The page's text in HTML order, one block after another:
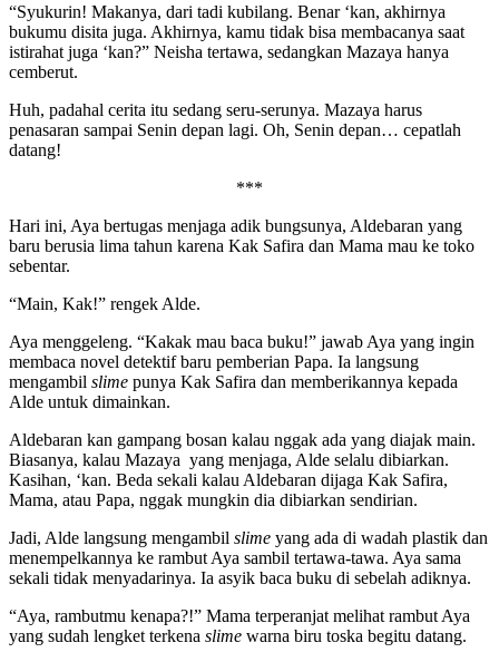
“Syukurin! Makanya, dari tadi kubilang. Benar ‘kan, akhirnya
bukumu disita juga. Akhirnya, kamu tidak bisa membacanya saat
istirahat juga ‘kan?” Neisha tertawa, sedangkan Mazaya hanya
cemberut.
Huh, padahal cerita itu sedang seru-serunya. Mazaya harus
penasaran sampai Senin depan lagi. Oh, Senin depan… cepatlah
datang!
***
Hari ini, Aya bertugas menjaga adik bungsunya, Aldebaran yang
baru berusia lima tahun karena Kak Safira dan Mama mau ke toko
sebentar.
“Main, Kak!” rengek Alde.
Aya menggeleng. “Kakak mau baca buku!” jawab Aya yang ingin
membaca novel detektif baru pemberian Papa. Ia langsung
mengambil slime punya Kak Safira dan memberikannya kepada
Alde untuk dimainkan.
Aldebaran kan gampang bosan kalau nggak ada yang diajak main.
Biasanya, kalau Mazaya yang menjaga, Alde selalu dibiarkan.
Kasihan, ‘kan. Beda sekali kalau Aldebaran dijaga Kak Safira,
Mama, atau Papa, nggak mungkin dia dibiarkan sendirian.
Jadi, Alde langsung mengambil slime yang ada di wadah plastik dan
menempelkannya ke rambut Aya sambil tertawa-tawa. Aya sama
sekali tidak menyadarinya. Ia asyik baca buku di sebelah adiknya.
“Aya, rambutmu kenapa?!” Mama terperanjat melihat rambut Aya
yang sudah lengket terkena slime warna biru toska begitu datang.